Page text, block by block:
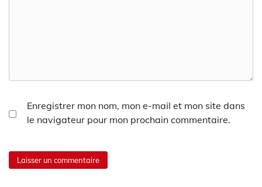
Enregistrer mon nom, mon e-mail et mon site dans
le navigateur pour mon prochain commentaire.